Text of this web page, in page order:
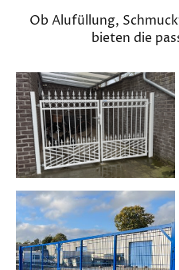
Ob Alufüllung,
bieten die